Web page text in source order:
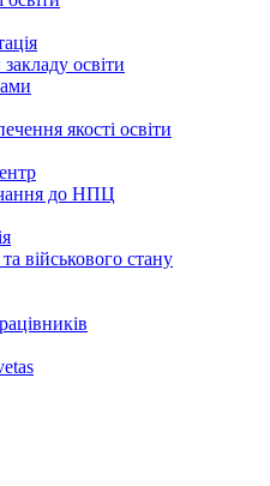
освіти
якості освіти
до НПЦ
військового стану